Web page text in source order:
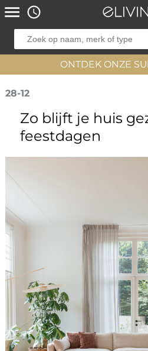
ONTDEK ONZE
28-12
Zo blijft je huis
feestdagen